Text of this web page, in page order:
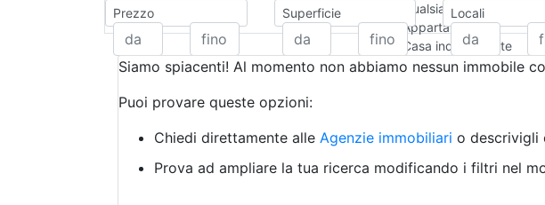
Qualsiasi
Appartamento
Casa indipendente
Casa Semi-indipendente
Rustico/Casale
Camera d'Albergo
Prezzo Superficie Locali
Siamo spiacenti! Al momento non abbiamo nessun immobile
Puoi provare queste opzioni:
Chiedi direttamente alle Agenzie immobiliari o descrivigli
Prova ad ampliare la tua ricerca modificando i filtri nel